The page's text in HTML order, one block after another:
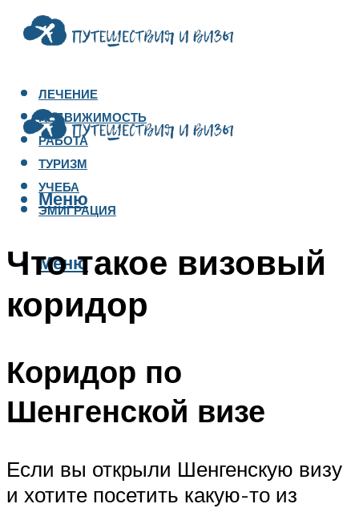
ЛЕЧЕНИЕ
НЕДВИЖИМОСТЬ
РАБОТА
ТУРИЗМ
УЧЕБА
ЭМИГРАЦИЯ
Меню
Меню
Что такое визовый
коридор
Коридор по
Шенгенской визе
Если вы открыли Шенгенскую визу
и хотите посетить какую-то из